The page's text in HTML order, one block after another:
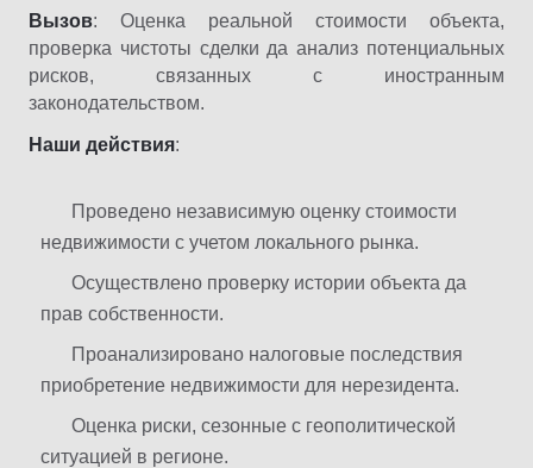
Вызов: Оценка реальной стоимости объекта,
проверка чистоты сделки да анализ потенциальных
рисков, связанных с иностранным
законодательством.
Наши действия:
Проведено независимую оценку стоимости
недвижимости с учетом локального рынка.
Осуществлено проверку истории объекта да
прав собственности.
Проанализировано налоговые последствия
приобретение недвижимости для нерезидента.
Оценка риски, сезонные с геополитической
ситуацией в регионе.